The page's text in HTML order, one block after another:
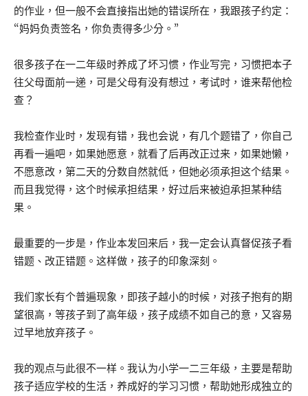
的作业，但一般不会直接指出她的错误所在，我跟孩子约定：
“妈妈负责签名，你负责得多少分。”
很多孩子在一二年级时养成了坏习惯，作业写完，习惯把本子
往父母面前一递，可是父母有没有想过，考试时，谁来帮他检
查？
我检查作业时，发现有错，我也会说，有几个题错了，你自己
再看一遍吧，如果她愿意，就看了后再改正过来，如果她懒，
不愿意改，第二天的分数自然就低，但她必须承担这个结果。
而且我觉得，这个时候承担结果，好过后来被迫承担某种结
果。
最重要的一步是，作业本发回来后，我一定会认真督促孩子看
错题、改正错题。这样做，孩子的印象深刻。
我们家长有个普遍现象，即孩子越小的时候，对孩子抱有的期
望很高，等孩子到了高年级，孩子成绩不如自己的意，又容易
过早地放弃孩子。
我的观点与此很不一样。我认为小学一二三年级，主要是帮助
孩子适应学校的生活，养成好的学习习惯，帮助她形成独立的